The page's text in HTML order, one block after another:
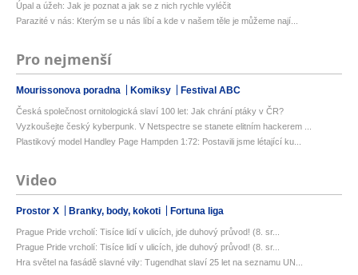
Úpal a úžeh: Jak je poznat a jak se z nich rychle vyléčit
Parazité v nás: Kterým se u nás líbí a kde v našem těle je můžeme nají...
Pro nejmenší
Mourissonova poradna Komiksy Festival ABC
Česká společnost ornitologická slaví 100 let: Jak chrání ptáky v ČR?
Vyzkoušejte český kyberpunk. V Netspectre se stanete elitním hackerem ...
Plastikový model Handley Page Hampden 1:72: Postavili jsme létající ku...
Video
Prostor X Branky, body, kokoti Fortuna liga
Prague Pride vrcholí: Tisíce lidí v ulicích, jde duhový průvod! (8. sr...
Prague Pride vrcholí: Tisíce lidí v ulicích, jde duhový průvod! (8. sr...
Hra světel na fasádě slavné vily: Tugendhat slaví 25 let na seznamu UN...